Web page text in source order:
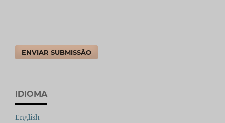
ENVIAR SUBMISSÃO
IDIOMA
English